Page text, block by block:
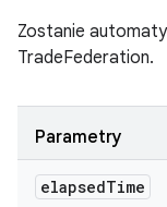
Zostanie
TradeFederation.
Parametry
elapsedTime